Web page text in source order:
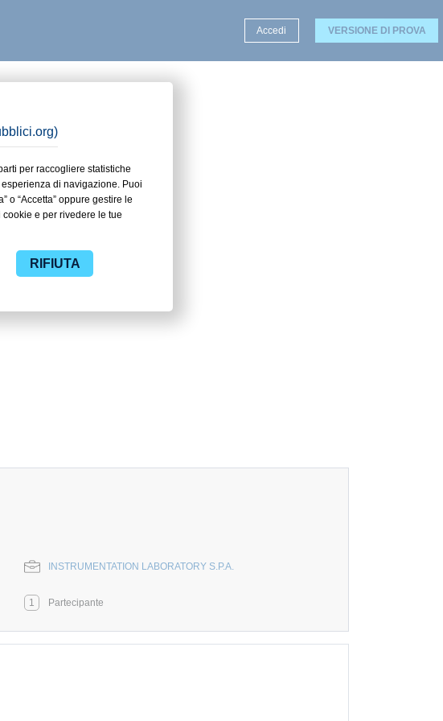
Accedi VERSIONE DI PROVA
INSTRUMENTATION LABORATORY S.P.A.
1 Partecipante